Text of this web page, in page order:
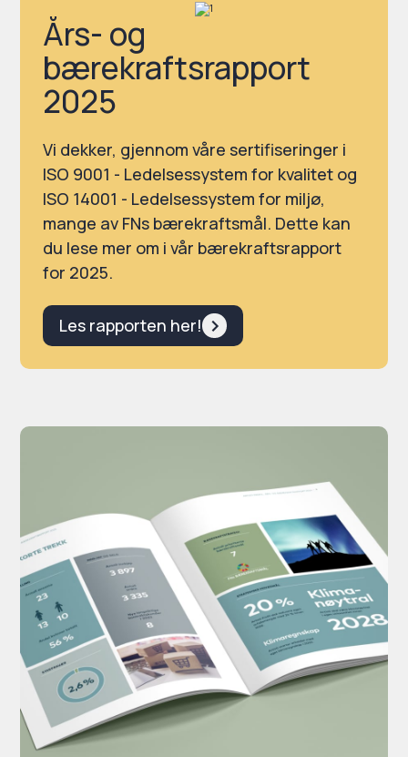
Års- og
bærekraftsrapport
2025
Vi dekker, gjennom våre sertifiseringer i
ISO 9001 - Ledelsessystem for kvalitet og
ISO 14001 - Ledelsessystem for miljø,
mange av FNs bærekraftsmål. Dette kan
du lese mer om i vår bærekraftsrapport
for 2025.
Les rapporten her!